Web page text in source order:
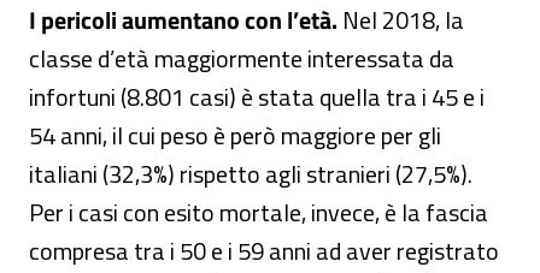
I pericoli aumentano con l’età. Nel 2018, la
classe d’età maggiormente interessata da
infortuni (8.801 casi) è stata quella tra i 45 e i
54 anni, il cui peso è però maggiore per gli
italiani (32,3%) rispetto agli stranieri (27,5%).
Per i casi con esito mortale, invece, è la fascia
compresa tra i 50 e i 59 anni ad aver registrato